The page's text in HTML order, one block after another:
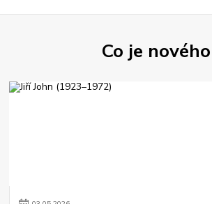
Co je nového